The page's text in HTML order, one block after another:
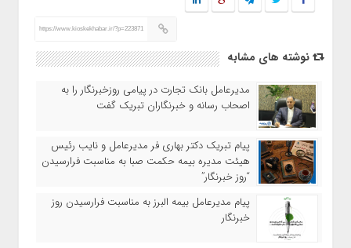
https://www.kioskekhabar.ir/?p=223871
نوشته های مشابه
مدیرعامل بانک تجارت در پیامی روزخبرنگار را به
اصحاب رسانه و خبرنگاران تبریک گفت
پیام تبریک دکتر بهاری فر مدیرعامل و نایب رئیس
هیئت مدیره بیمه حکمت صبا به مناسبت فرارسیدن
“روز خبرنگار”
پیام مدیرعامل بیمه البرز به مناسبت فرارسیدن روز
خبرنگار